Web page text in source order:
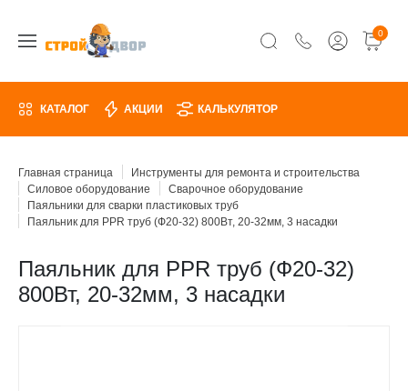
0
КАТАЛОГ АКЦИИ КАЛЬКУЛЯТОР
Главная страница
Инструменты для ремонта и строительства
Силовое оборудование
Сварочное оборудование
Паяльники для сварки пластиковых труб
Паяльник для PPR труб (Ф20-32) 800Вт, 20-32мм, 3 насадки
Паяльник для PPR труб (Ф20-32)
800Вт, 20-32мм, 3 насадки